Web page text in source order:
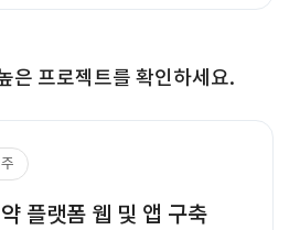
은 프로젝트를 확인하세요.
플랫폼 웹 및 앱 구축